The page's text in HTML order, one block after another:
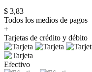
$ 3,83
Todos los medios de pagos
+
Tarjetas de crédito y débito
Efectivo